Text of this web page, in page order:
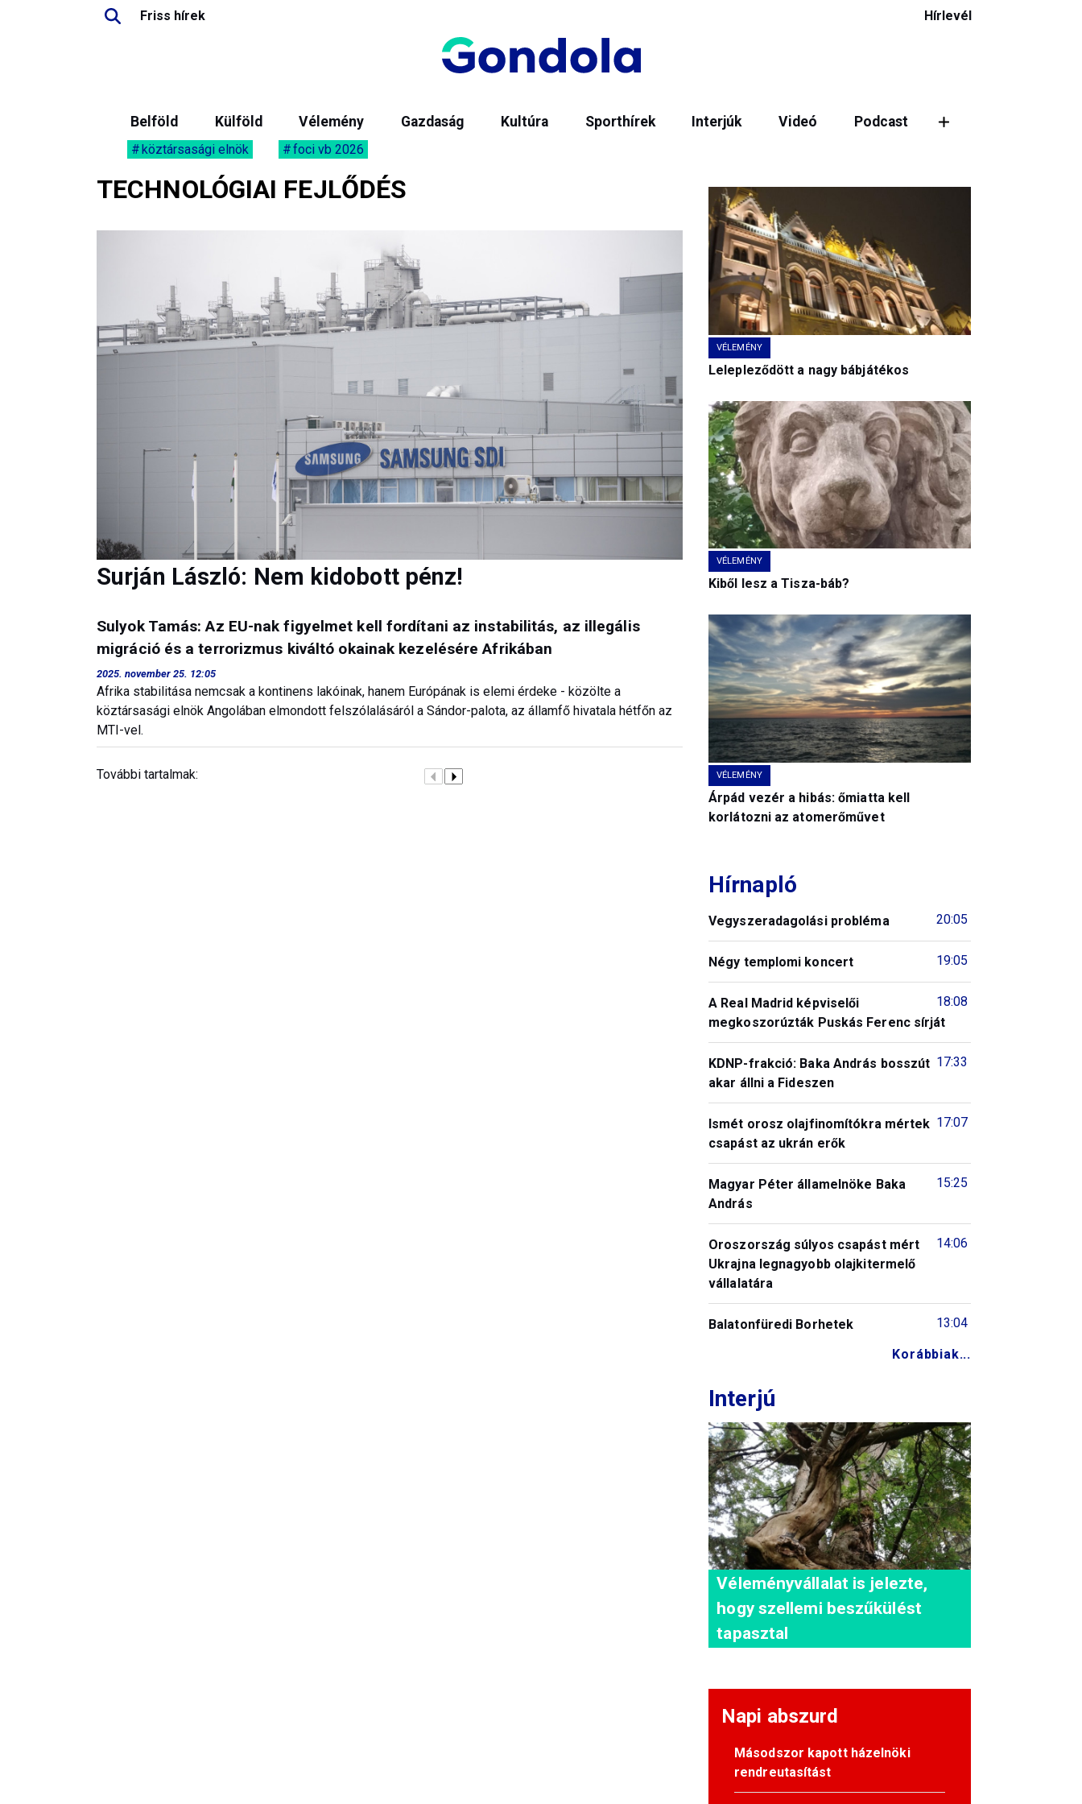
Friss hírek Hírlevél
Belföld Külföld Vélemény Gazdaság Kultúra Sporthírek Interjúk Videó Podcast
köztársasági elnök foci vb 2026
TECHNOLÓGIAI FEJLŐDÉS
Surján László: Nem kidobott pénz!
Sulyok Tamás: Az EU-nak figyelmet kell fordítani az instabilitás, az illegális
migráció és a terrorizmus kiváltó okainak kezelésére Afrikában
2025. november 25. 12:05
Afrika stabilitása nemcsak a kontinens lakóinak, hanem Európának is elemi érdeke - közölte a
köztársasági elnök Angolában elmondott felszólalásáról a Sándor-palota, az államfő hivatala hétfőn az
MTI-vel.
További tartalmak:
VÉLEMÉNY
Lelepleződött a nagy bábjátékos
VÉLEMÉNY
Kiből lesz a Tisza-báb?
VÉLEMÉNY
Árpád vezér a hibás: őmiatta kell
korlátozni az atomerőművet
Hírnapló
20:05
Vegyszeradagolási probléma
19:05
Négy templomi koncert
18:08
A Real Madrid képviselői
megkoszorúzták Puskás Ferenc sírját
17:33
KDNP-frakció: Baka András bosszút
akar állni a Fideszen
17:07
Ismét orosz olajfinomítókra mértek
csapást az ukrán erők
15:25
Magyar Péter államelnöke Baka
András
14:06
Oroszország súlyos csapást mért
Ukrajna legnagyobb olajkitermelő
vállalatára
13:04
Balatonfüredi Borhetek
Korábbiak...
Interjú
Véleményvállalat is jelezte,
hogy szellemi beszűkülést
tapasztal
Napi abszurd
Másodszor kapott házelnöki
rendreutasítást